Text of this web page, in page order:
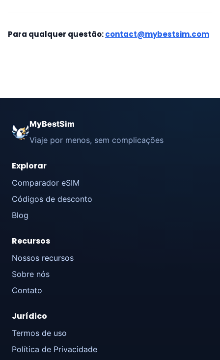
Para qualquer questão:contact@mybestsim.com
MyBestSim
Viaje por menos, sem complicações
Explorar
Comparador eSIM
Códigos de desconto
Blog
Recursos
Nossos recursos
Sobre nós
Contato
Jurídico
Termos de uso
Política de Privacidade